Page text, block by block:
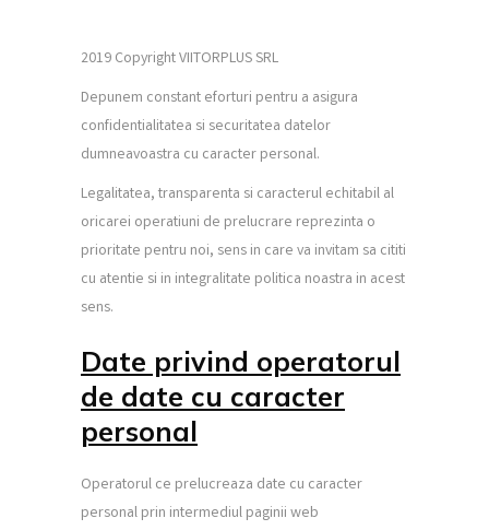
2019 Copyright VIITORPLUS SRL
Depunem constant eforturi pentru a asigura
confidentialitatea si securitatea datelor
dumneavoastra cu caracter personal.
Legalitatea, transparenta si caracterul echitabil al
oricarei operatiuni de prelucrare reprezinta o
prioritate pentru noi, sens in care va invitam sa cititi
cu atentie si in integralitate politica noastra in acest
sens.
Date privind operatorul
de date cu caracter
personal
Operatorul ce prelucreaza date cu caracter
personal prin intermediul paginii web